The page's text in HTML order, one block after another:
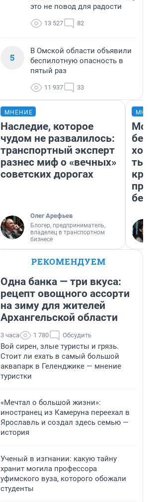
это не повод для радости
13 527 82
5
В Омской области объявили
беспилотную опасность в
пятый раз
11 937 33
МНЕНИЕ
Наследие, которое
чудом не развалилось:
транспортный эксперт
разнес миф о «вечных»
советских дорогах
Олег Арефьев
Блогер, предприниматель,
владелец в транспортном
бизнесе
Мой
РЕКОМЕНДУЕМ
Одна банка — три вкуса:
рецепт овощного ассорти
на зиму для жителей
Архангельской области
3 часа 1 780 Обсудить
Вой сирен, злые туристы и грязь.
Стоит ли ехать в самый большой
аквапарк в Геленджике — мнение
туристки
«Мечтал о большой жизни»:
иностранец из Камеруна переехал в
Ярославль и создал здесь семью —
история
Ученый в изгнании: какую тайну
хранит могила профессора
уфимского вуза, которого обожали
студенты